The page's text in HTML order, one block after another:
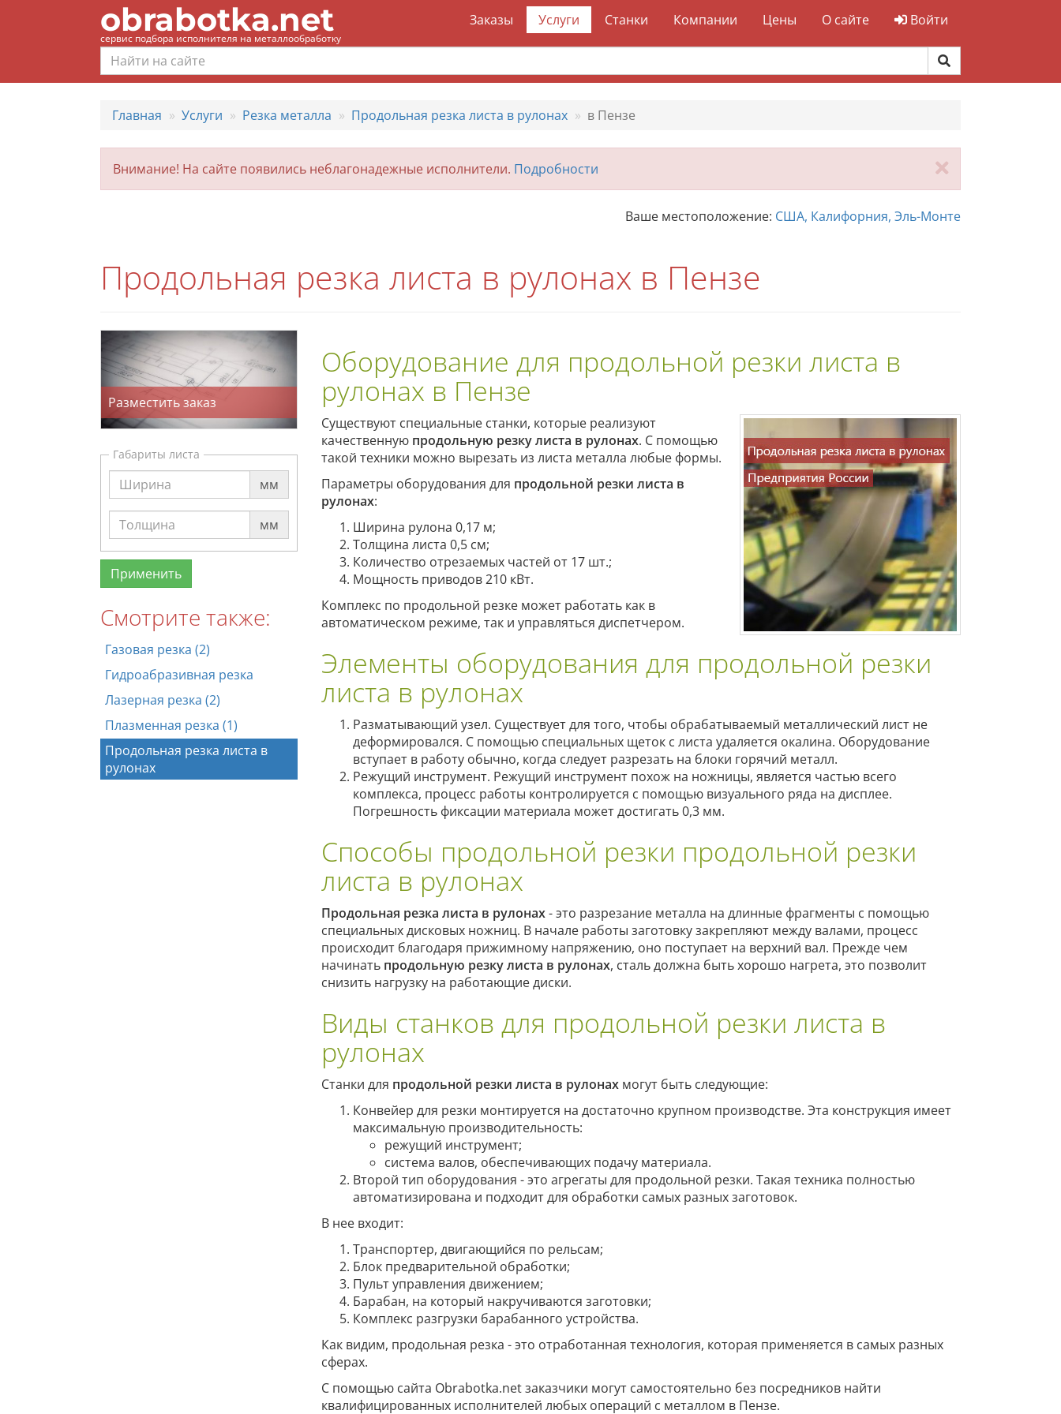
obrabotka.net
сервис подбора исполнителя на металлообработку
Заказы Услуги Станки Компании Цены О сайте Войти
Главная Услуги Резка металла Продольная резка листа в рулонах в Пензе
Внимание! На сайте появились неблагонадежные исполнители. Подробности
Ваше местоположение: США, Калифорния, Эль-Монте
Продольная резка листа в рулонах в Пензе
Разместить заказ
Габариты листа
мм
мм
Смотрите также:
Газовая резка (2)
Гидроабразивная резка
Лазерная резка (2)
Плазменная резка (1)
Продольная резка листа в
рулонах
Оборудование для продольной резки листа в
рулонах в Пензе
Существуют специальные станки, которые реализуют
качественную продольную резку листа в рулонах. С помощью
такой техники можно вырезать из листа металла любые формы.
Параметры оборудования для продольной резки листа в
рулонах:
Ширина рулона 0,17 м;
Толщина листа 0,5 см;
Количество отрезаемых частей от 17 шт.;
Мощность приводов 210 кВт.
Комплекс по продольной резке может работать как в
автоматическом режиме, так и управляться диспетчером.
Элементы оборудования для продольной резки
листа в рулонах
Разматывающий узел. Существует для того, чтобы обрабатываемый металлический лист не
деформировался. С помощью специальных щеток с листа удаляется окалина. Оборудование
вступает в работу обычно, когда следует разрезать на блоки горячий металл.
Режущий инструмент. Режущий инструмент похож на ножницы, является частью всего
комплекса, процесс работы контролируется с помощью визуального ряда на дисплее.
Погрешность фиксации материала может достигать 0,3 мм.
Способы продольной резки продольной резки
листа в рулонах
Продольная резка листа в рулонах- это разрезание металла на длинные фрагменты с помощью
специальных дисковых ножниц. В начале работы заготовку закрепляют между валами, процесс
происходит благодаря прижимному напряжению, оно поступает на верхний вал. Прежде чем
начинать продольную резку листа в рулонах, сталь должна быть хорошо нагрета, это позволит
снизить нагрузку на работающие диски.
Виды станков для продольной резки листа в
рулонах
Станки для продольной резки листа в рулонах могут быть следующие:
Конвейер для резки монтируется на достаточно крупном производстве. Эта конструкция имеет
максимальную производительность:
режущий инструмент;
система валов, обеспечивающих подачу материала.
Второй тип оборудования - это агрегаты для продольной резки. Такая техника полностью
автоматизирована и подходит для обработки самых разных заготовок.
В нее входит:
Транспортер, двигающийся по рельсам;
Блок предварительной обработки;
Пульт управления движением;
Барабан, на который накручиваются заготовки;
Комплекс разгрузки барабанного устройства.
Как видим, продольная резка - это отработанная технология, которая применяется в самых разных
сферах.
С помощью сайта Obrabotka.net заказчики могут самостоятельно без посредников найти
квалифицированных исполнителей любых операций с металлом в Пензе.